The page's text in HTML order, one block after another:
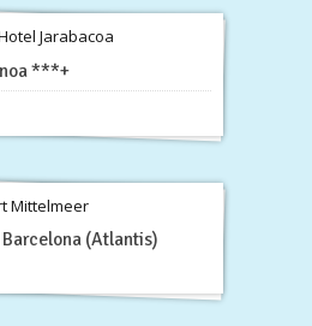
***+
Barcelona (Atlantis)